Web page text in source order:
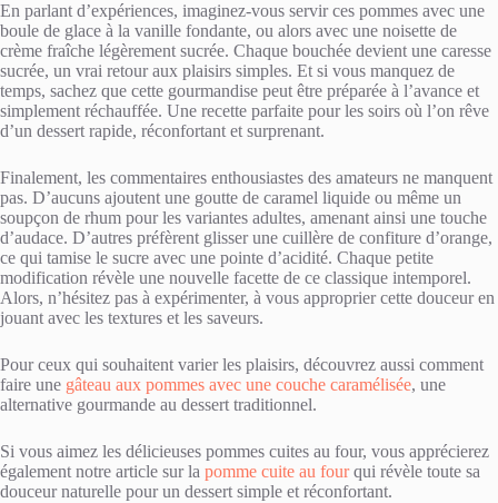
En parlant d’expériences, imaginez-vous servir ces pommes avec une
boule de glace à la vanille fondante, ou alors avec une noisette de
crème fraîche légèrement sucrée. Chaque bouchée devient une caresse
sucrée, un vrai retour aux plaisirs simples. Et si vous manquez de
temps, sachez que cette gourmandise peut être préparée à l’avance et
simplement réchauffée. Une recette parfaite pour les soirs où l’on rêve
d’un dessert rapide, réconfortant et surprenant.
Finalement, les commentaires enthousiastes des amateurs ne manquent
pas. D’aucuns ajoutent une goutte de caramel liquide ou même un
soupçon de rhum pour les variantes adultes, amenant ainsi une touche
d’audace. D’autres préfèrent glisser une cuillère de confiture d’orange,
ce qui tamise le sucre avec une pointe d’acidité. Chaque petite
modification révèle une nouvelle facette de ce classique intemporel.
Alors, n’hésitez pas à expérimenter, à vous approprier cette douceur en
jouant avec les textures et les saveurs.
Pour ceux qui souhaitent varier les plaisirs, découvrez aussi comment
faire une gâteau aux pommes avec une couche caramélisée, une
alternative gourmande au dessert traditionnel.
Si vous aimez les délicieuses pommes cuites au four, vous apprécierez
également notre article sur la pomme cuite au fourqui révèle toute sa
douceur naturelle pour un dessert simple et réconfortant.